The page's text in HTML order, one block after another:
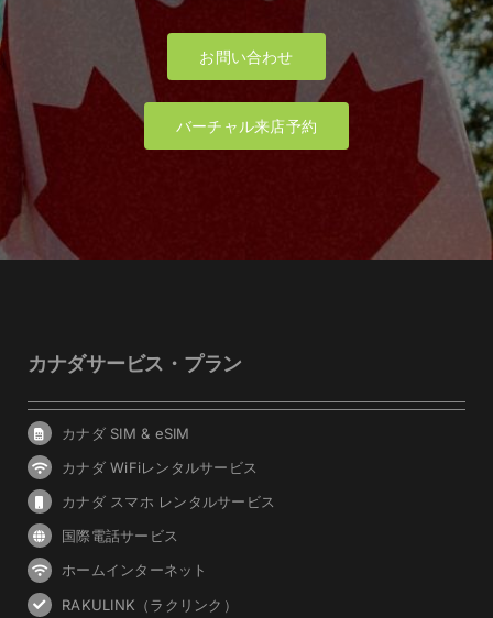
お問い合わせ
バーチャル来店予約
カナダサービス・プラン
カナダ SIM & eSIM
カナダ WiFiレンタルサービス
カナダ スマホ レンタルサービス
国際電話サービス
ホームインターネット
RAKULINK（ラクリンク）